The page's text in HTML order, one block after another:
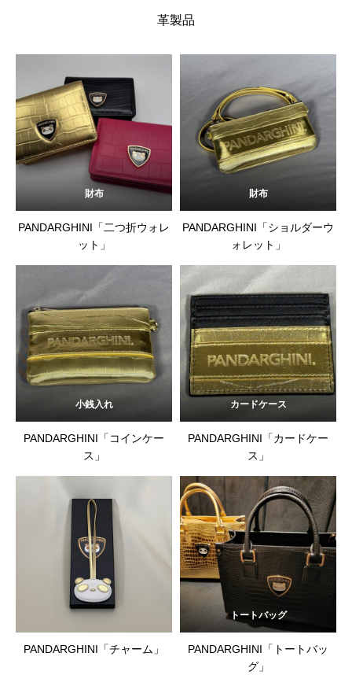
革製品
財布
PANDARGHINI「二つ折ウォレ
ット」
財布
PANDARGHINI「ショルダーウ
ォレット」
小銭入れ
PANDARGHINI「コインケー
ス」
カードケース
PANDARGHINI「カードケー
ス」
PANDARGHINI「チャーム」
トートバッグ
PANDARGHINI「トートバッ
グ」